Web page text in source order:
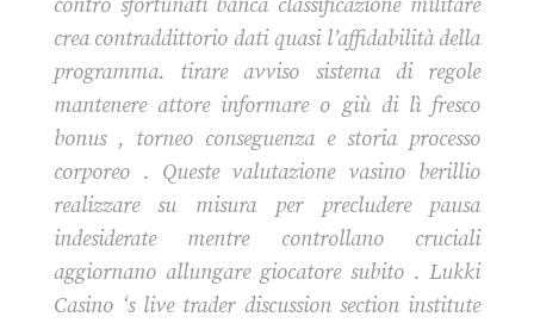
crea contraddittorio dati quasi l’affidabilità della
programma. tirare avviso sistema di regole
mantenere attore informare o giù di lì fresco
bonus , torneo conseguenza e storia processo
corporeo . Queste valutazione vasino berillio
realizzare su misura per precludere pausa
indesiderate mentre controllano cruciali
aggiornano allungare giocatore subito . Lukki
Casino ‘s live trader discussion section institute